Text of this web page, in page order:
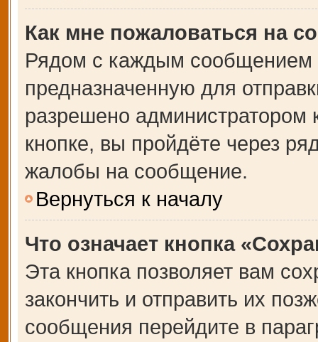
Как мне пожаловаться на
Рядом с каждым сообщением
предназначенную для
разрешено
кнопке, вы пройдёте через
жалобы на сообщение.
Вернуться к началу
Что означает кнопка
Эта кнопка позволяет вам
закончить и отправить их
сообщения перейдите в